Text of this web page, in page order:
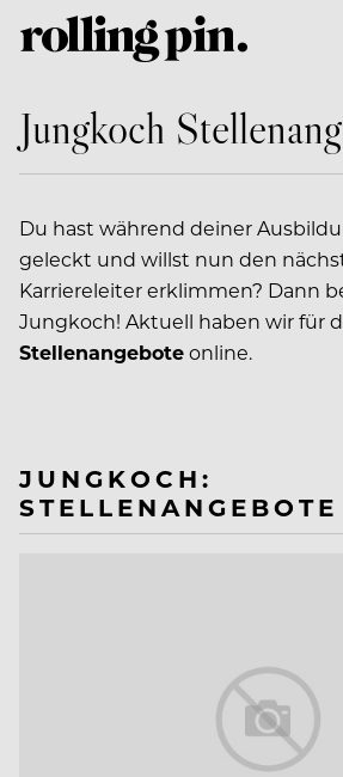
Jungkoch
Du hast während deiner
geleckt und willst nun den
Karriereleiter erklimmen? Dann
Jungkoch! Aktuell haben wir für
Stellenangeboteonline.
JUNGKOCH: